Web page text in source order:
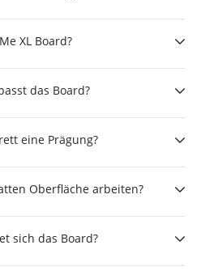
XL Board?
das Board?
eine Prägung?
Oberfläche arbeiten?
sich das Board?